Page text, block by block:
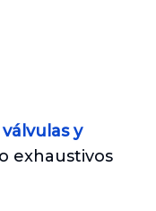
y
exhaustivos